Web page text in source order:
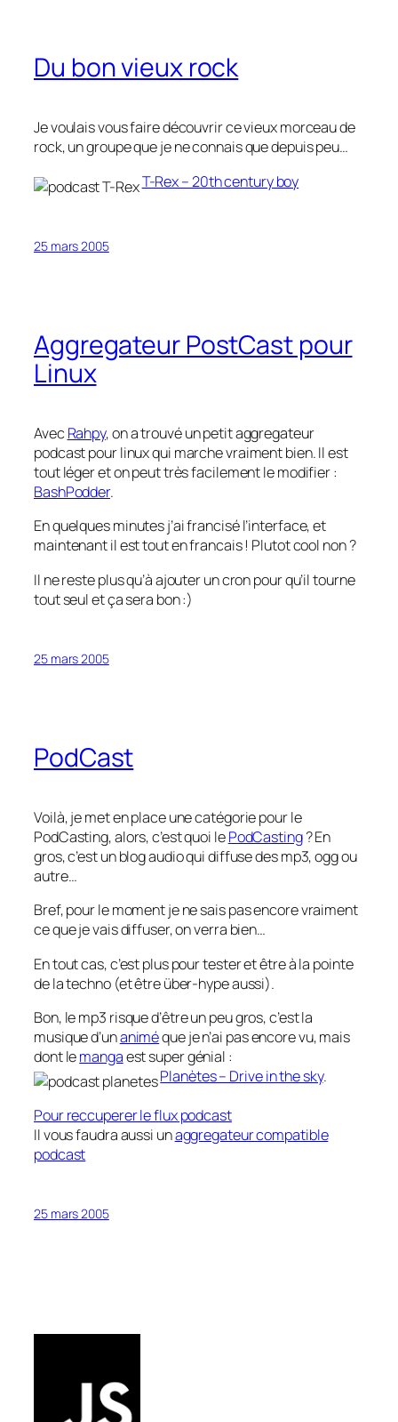
Du bon vieux rock
Je voulais vous faire découvrir ce vieux morceau de
rock, un groupe que je ne connais que depuis peu…
T-Rex – 20th century boy
25 mars 2005
Aggregateur PostCast pour
Linux
Avec Rahpy, on a trouvé un petit aggregateur
podcast pour linux qui marche vraiment bien. Il est
tout léger et on peut très facilement le modifier :
BashPodder.
En quelques minutes j’ai francisé l’interface, et
maintenant il est tout en francais ! Plutot cool non ?
Il ne reste plus qu’à ajouter un cron pour qu’il tourne
tout seul et ça sera bon :)
25 mars 2005
PodCast
Voilà, je met en place une catégorie pour le
PodCasting, alors, c’est quoi lePodCasting? En
gros, c’est un blog audio qui diffuse des mp3, ogg ou
autre…
Bref, pour le moment je ne sais pas encore vraiment
ce que je vais diffuser, on verra bien…
En tout cas, c’est plus pour tester et être à la pointe
de la techno (et être über-hype aussi).
Bon, le mp3 risque d’être un peu gros, c’est la
musique d’unaniméque je n’ai pas encore vu, mais
dont lemangaest super génial :
Planètes – Drive in the sky.
Pour reccuperer le flux podcast
Il vous faudra aussi unaggregateur compatible
podcast
25 mars 2005